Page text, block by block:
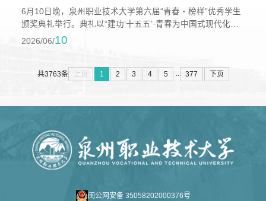
6月10日晚，泉州职业技术大学第六届“青春・榜样”优秀学生
颁奖典礼举行。典礼以“建功‘十五五’·青春为中国式现代化挺
膺担当”为主题，集中表彰了过去一年在学业、技能、志愿服
委名誉主任，为学校思政育人注入新动能。福建省教育系统
2026/06/10
共3763条 上页 1 2 3 4 5 ... 377 下页
闽公网安备 35058202000376号